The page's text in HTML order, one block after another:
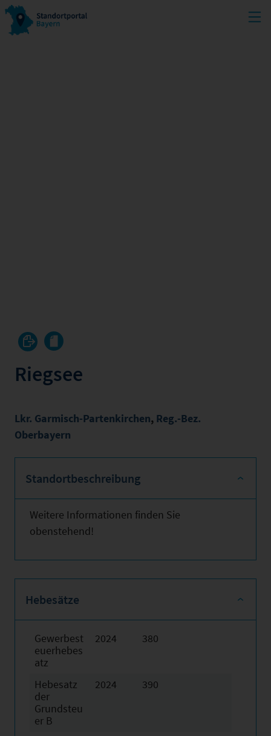
Riegsee
Lkr. Garmisch-Partenkirchen, Reg.-Bez.
Oberbayern
Standortbeschreibung
Weitere Informationen finden Sie
obenstehend!
Hebesätze
Gewerbest
euerhebes
atz
2024 380
Hebesatz
der
Grundsteu
er B
2024 390